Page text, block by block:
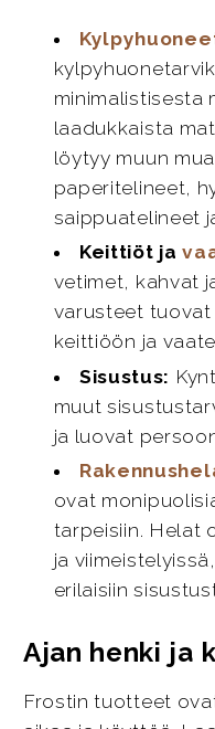
minimalistisesta
laadukkaista
löytyy muun
paperitelineet,
saippuatelineet
Keittiöt ja
vetimet, kahvat
varusteet
keittiöön ja
Sisustus:
muut
ja luovat
ovat
tarpeisiin. Helat
ja
erilaisiin
Ajan henki ja
Frostin tuotteet